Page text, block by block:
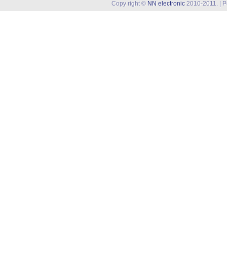
Copy right © NN electronic 2010-2011. |